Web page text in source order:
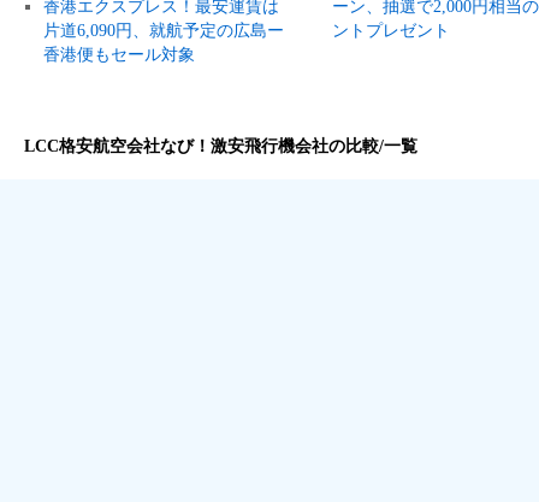
香港エクスプレス！最安運賃は
片道6,090円、就航予定の広島ー
香港便もセール対象
ーン、抽選で2,000円相当
ントプレゼント
LCC格安航空会社なび！激安飛行機会社の比較/一覧